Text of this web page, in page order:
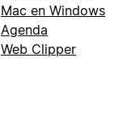
Mac en Windows
Agenda
Web Clipper